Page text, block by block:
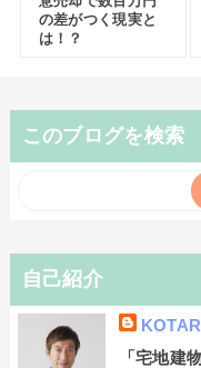
の差がつく現実と
は！？
このブログを検索
自己紹介
「宅地建